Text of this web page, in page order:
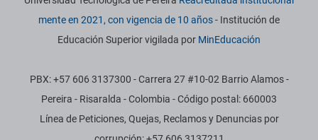
mente en 2021, con vigencia de 10 años- Institución de
Educación Superior vigilada por MinEducación
PBX: +57 606 3137300 - Carrera 27 #10-02 Barrio Alamos -
Pereira - Risaralda - Colombia - Código postal: 660003
Línea de Peticiones, Quejas, Reclamos y Denuncias por